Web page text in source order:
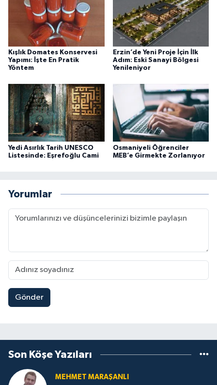
Kışlık Domates Konservesi
Yapımı: İşte En Pratik
Yöntem
Erzin’de Yeni Proje İçin İlk
Adım: Eski Sanayi Bölgesi
Yenileniyor
Yedi Asırlık Tarih UNESCO
Listesinde: Eşrefoğlu Cami
Osmaniyeli Öğrenciler
MEB’e Girmekte Zorlanıyor
Yorumlar
Gönder
Son Köşe Yazıları
MEHMET MARAŞANLI